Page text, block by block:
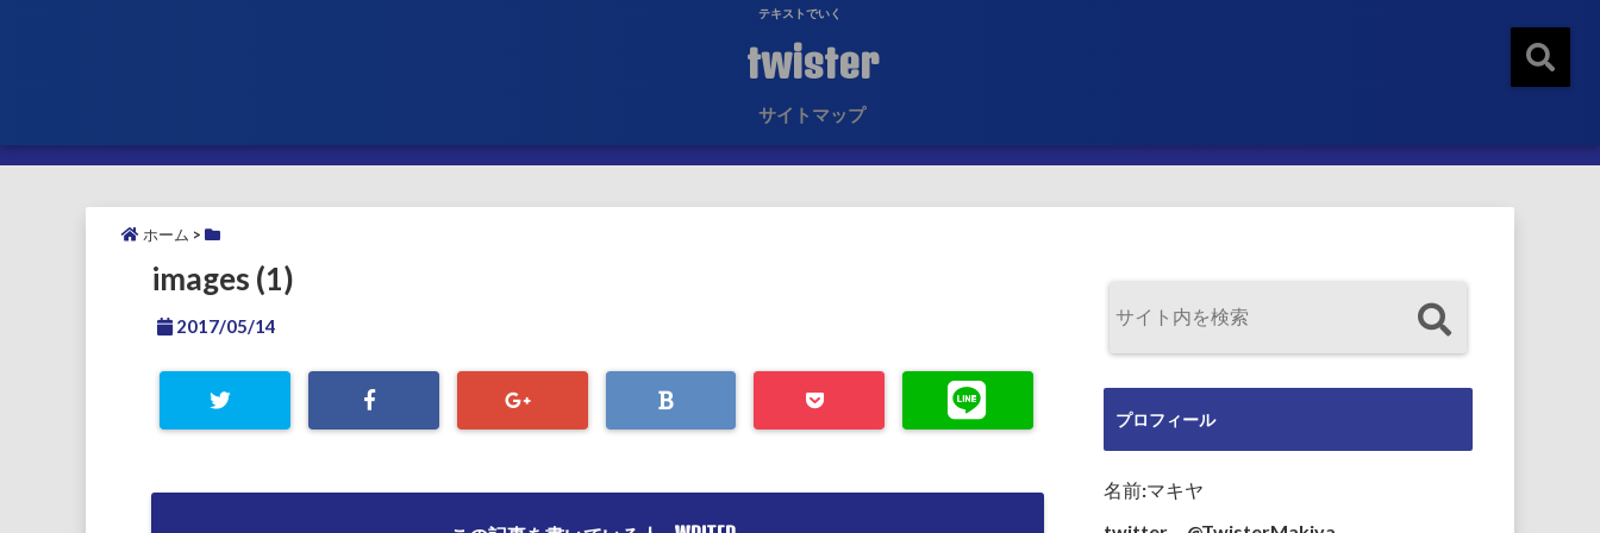
テキストでいく
twister
サイトマップ
ホーム >
images (1)
2017/05/14
プロフィール
名前:マキヤ